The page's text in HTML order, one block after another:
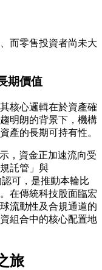
而零售投資者尚未大
期價值
核心邏輯在於資產確
明朗的背景下，機構
產的長期可持有性。
，資金正加速流向受
託管」與
認可，是推動本輪比
在傳統科技股面臨宏
流動性及合規通道的
組合中的核心配置地
旅